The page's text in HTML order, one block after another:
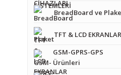
BreadBoard ve
TFT & LCD EKRANLAR
GSM-GPRS-GPS
Ürünleri